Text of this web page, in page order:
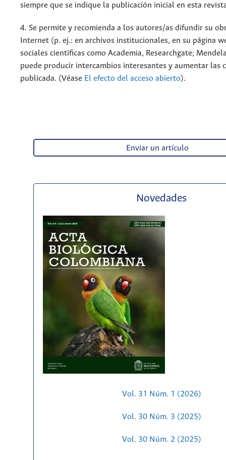
siempre que se indique la publicación inicial en esta
4. Se permite y recomienda a los autores/as difundir su
Internet (p. ej.: en archivos institucionales, en su página
sociales cientificas como Academia, Researchgate;
puede producir intercambios interesantes y aumentar las
publicada. (Véase El efecto del acceso abierto).
Enviar un artículo
Novedades
Vol. 31 Núm. 1 (2026)
Vol. 30 Núm. 3 (2025)
Vol. 30 Núm. 2 (2025)